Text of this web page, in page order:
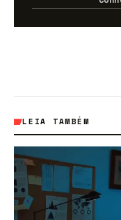
LEIA TAMBÉM